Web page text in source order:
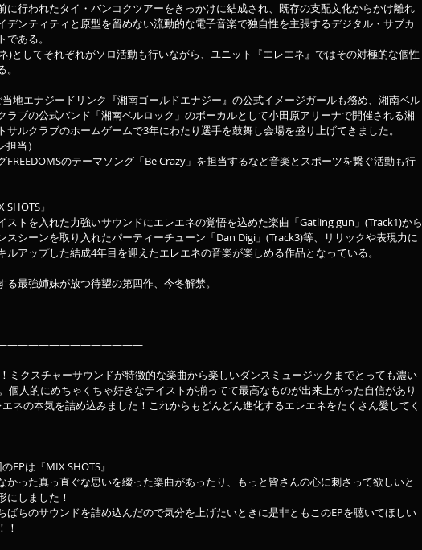
に行われたタイ・バンコクツアーをきっかけに結成され、既存の支配文化からかけ離れ
デンティティと原型を留めない流動的な電子音楽で独自性を主張するデジタル・サブカ
ある。
)としてそれぞれがソロ活動も行いながら、ユニット『エレエネ』ではその対極的な個性
地エナジードリンク『湘南ゴールドエナジー』の公式イメージガールも務め、湘南ベル
ラブの公式バンド「湘南ベルロック」のボーカルとして小田原アリーナで開催される湘
サルクラブのホームゲームで3年にわたり選手を鼓舞し会場を盛り上げてきました。
当）
FREEDOMSのテーマソング「Be Crazy」を担当するなど音楽とスポーツを繋ぐ活動も行
』
ストを入れた力強いサウンドにエレエネの覚悟を込めた楽曲「Gatling gun」(Track1)から
スシーンを取り入れたパーティーチューン「Dan Digi」(Track3)等、リリックや表現力に
ルアップした結成4年目を迎えたエレエネの音楽が楽しめる作品となっている。
る最強姉妹が放つ待望の第四作、今冬解禁。
ミクスチャーサウンドが特徴的な楽曲から楽しいダンスミュージックまでとっても濃い
個人的にめちゃくちゃ好きなテイストが揃ってて最高なものが出来上がった自信があり
ネの本気を詰め込みました！これからもどんどん進化するエレエネをたくさん愛してく
EPは『MIX SHOTS』
かった真っ直ぐな思いを綴った楽曲があったり、もっと皆さんの心に刺さって欲しいと
にしました！
ばちのサウンドを詰め込んだので気分を上げたいときに是非ともこのEPを聴いてほしい
！